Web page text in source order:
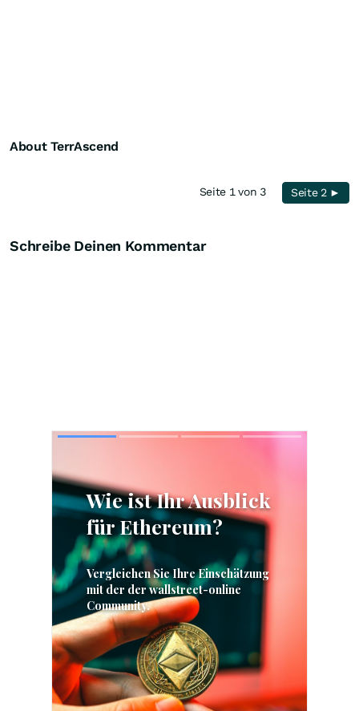
About TerrAscend
Seite 1 von 3 Seite 2 ►
Schreibe Deinen Kommentar